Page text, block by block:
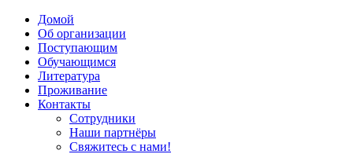
Домой
Об организации
Поступающим
Обучающимся
Литература
Проживание
Контакты
Сотрудники
Наши партнёры
Свяжитесь с нами!